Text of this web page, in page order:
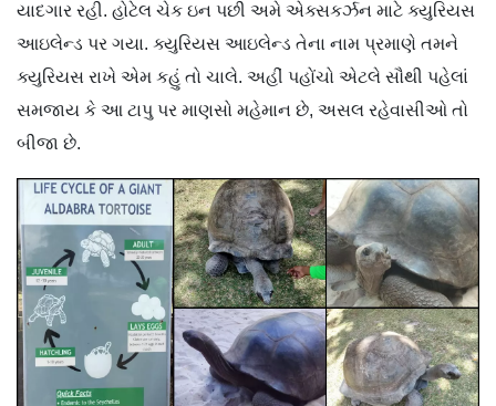
યાદગાર રહી. હોટેલ ચેક ઇન પછી અમે એક્સકર્ઝન માટે ક્યુરિયસ
આઇલેન્ડ પર ગયા. ક્યુરિયસ આઇલેન્ડ તેના નામ પ્રમાણે તમને
ક્યુરિયસ રાખે એમ કહું તો ચાલે. અહીં પહોંચો એટલે સૌથી પહેલાં
સમજાય કે આ ટાપુ પર માણસો મહેમાન છે, અસલ રહેવાસીઓ તો
બીજા છે.